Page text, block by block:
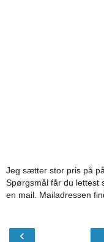
Jeg sætter stor pris på
Spørgsmål får du lettest
en mail. Mailadressen
‹